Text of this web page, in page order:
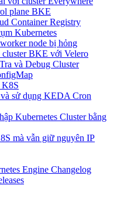
plane BKE
Container Registry
Kubernetes
node bị hỏng
cluster BKE với Velero
và Debug Cluster
sử dụng KEDA Cron
Kubernetes Cluster bằng
mà vẫn giữ nguyên IP
Engine Changelog